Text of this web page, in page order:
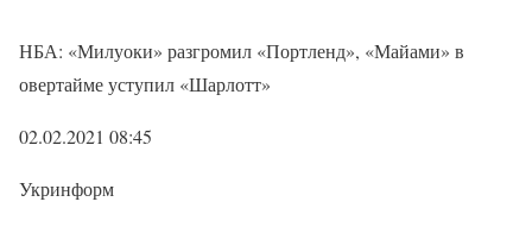
НБА: «Милуоки» разгромил «Портленд», «Майами» в
овертайме уступил «Шарлотт»
02.02.2021 08:45
Укринформ